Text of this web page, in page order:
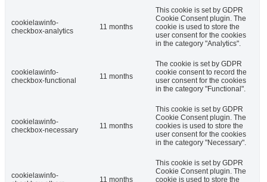
cookielawinfo-
checkbox-analytics
11 months
This cookie is set by GDPR
Cookie Consent plugin. The
cookie is used to store the
user consent for the cookies
in the category "Analytics".
cookielawinfo-
checkbox-functional
11 months
The cookie is set by GDPR
cookie consent to record the
user consent for the cookies
in the category "Functional".
cookielawinfo-
checkbox-necessary
11 months
This cookie is set by GDPR
Cookie Consent plugin. The
cookies is used to store the
user consent for the cookies
in the category "Necessary".
cookielawinfo-
11 months
This cookie is set by GDPR
Cookie Consent plugin. The
cookie is used to store the